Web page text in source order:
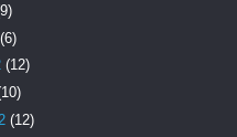
(6)
(12)
(12)